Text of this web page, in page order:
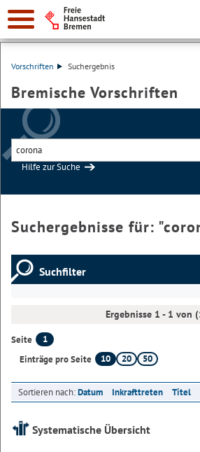
Vorschriften Suchergebnis
Bremische Vorschriften
Hilfe zur Suche
Suchergebnisse für: "
Suchfilter
Ergebnisse 1 - 1 von
Seite
1
Einträge pro Seite
10 20 50
Sortieren nach:Datum Inkrafttreten Titel
Systematische Übersicht